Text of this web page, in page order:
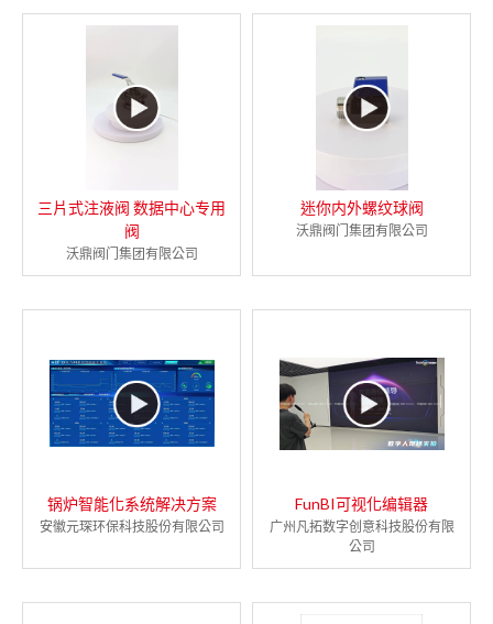
三片式注液阀 数据中心专用
阀
沃鼎阀门集团有限公司
迷你内外螺纹球阀
沃鼎阀门集团有限公司
锅炉智能化系统解决方案
安徽元琛环保科技股份有限公司
FunBI可视化编辑器
广州凡拓数字创意科技股份有限
公司